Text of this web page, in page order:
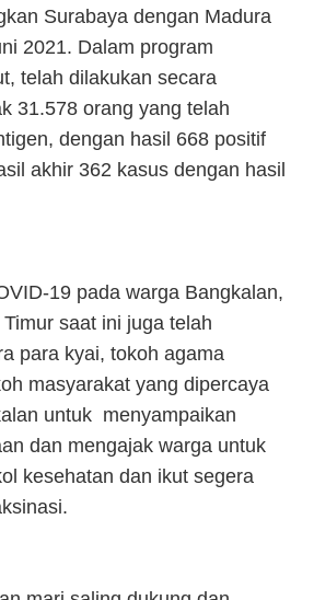
Surabaya dengan Madura
2021. Dalam program
telah dilakukan secara
31.578 orang yang telah
dengan hasil 668 positif
akhir 362 kasus dengan hasil
19 pada warga Bangkalan,
saat ini juga telah
para kyai, tokoh agama
masyarakat yang dipercaya
untuk menyampaikan
dan mengajak warga untuk
kesehatan dan ikut segera